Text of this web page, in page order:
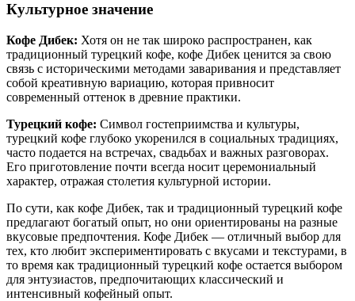
Культурное значение
Кофе Дибек: Хотя он не так широко распространен, как
традиционный турецкий кофе, кофе Дибек ценится за свою
связь с историческими методами заваривания и представляет
собой креативную вариацию, которая привносит
современный оттенок в древние практики.
Турецкий кофе: Символ гостеприимства и культуры,
турецкий кофе глубоко укоренился в социальных традициях,
часто подается на встречах, свадьбах и важных разговорах.
Его приготовление почти всегда носит церемониальный
характер, отражая столетия культурной истории.
По сути, как кофе Дибек, так и традиционный турецкий кофе
предлагают богатый опыт, но они ориентированы на разные
вкусовые предпочтения. Кофе Дибек — отличный выбор для
тех, кто любит экспериментировать с вкусами и текстурами, в
то время как традиционный турецкий кофе остается выбором
для энтузиастов, предпочитающих классический и
интенсивный кофейный опыт.